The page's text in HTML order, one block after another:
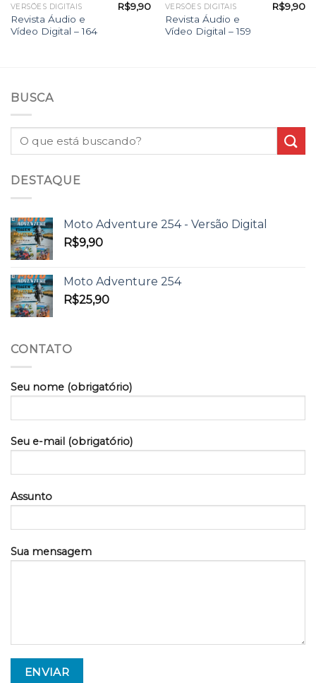
VERSÕES DIGITAIS
Revista Áudio e
Vídeo Digital – 164
R$9,90 VERSÕES DIGITAIS
Revista Áudio e
Vídeo Digital – 159
R$9,90
BUSCA
DESTAQUE
Moto Adventure 254 - Versão Digital
R$9,90
Moto Adventure 254
R$25,90
CONTATO
Seu nome (obrigatório)
Seu e-mail (obrigatório)
Assunto
Sua mensagem